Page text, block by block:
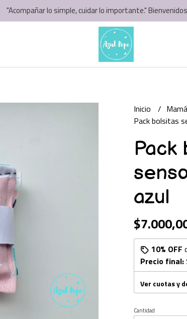
"Acompañar lo simple, cuidar lo importante."
Inicio
Pack bolsitas
Pack
azul
10% OFF
Precio final:
Ver cuotas y
Cantidad